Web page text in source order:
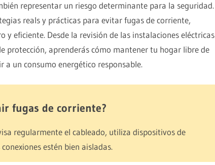
representar un riesgo determinante para la seguridad.
reals y prácticas para evitar fugas de corriente,
eficiente. Desde la revisión de las instalaciones eléctricas
protección, aprenderás cómo mantener tu hogar libre de
a un consumo energético responsable.
fugas de corriente?
regularmente el cableado, utiliza dispositivos de
estén bien aisladas.